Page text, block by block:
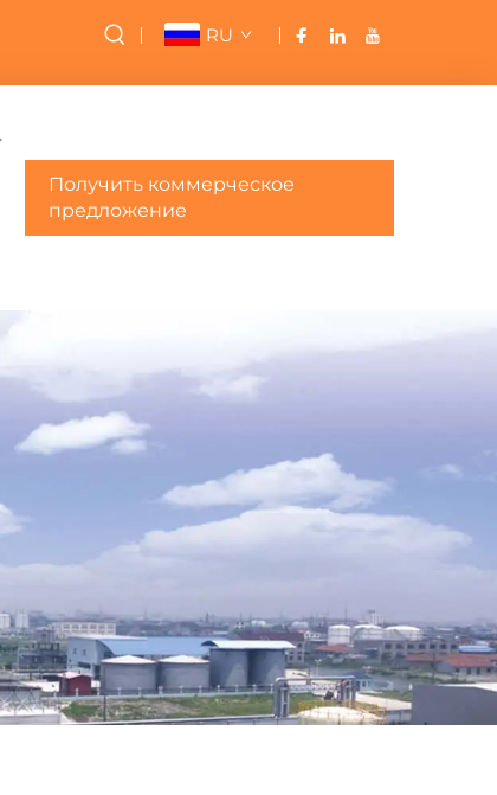
RU
Получить коммерческое
предложение